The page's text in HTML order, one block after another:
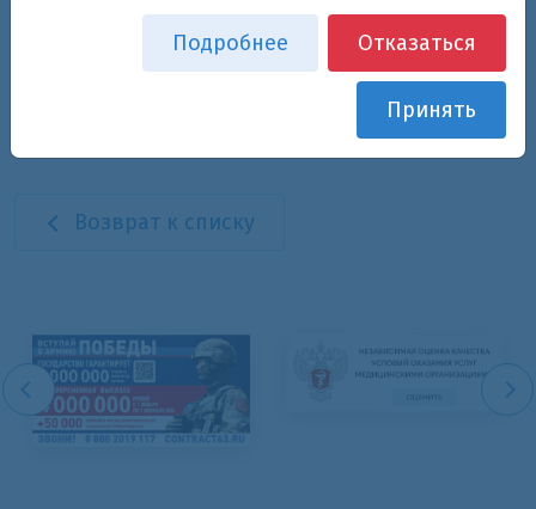
Возврат к списку
Подробнее Отказаться
Принять